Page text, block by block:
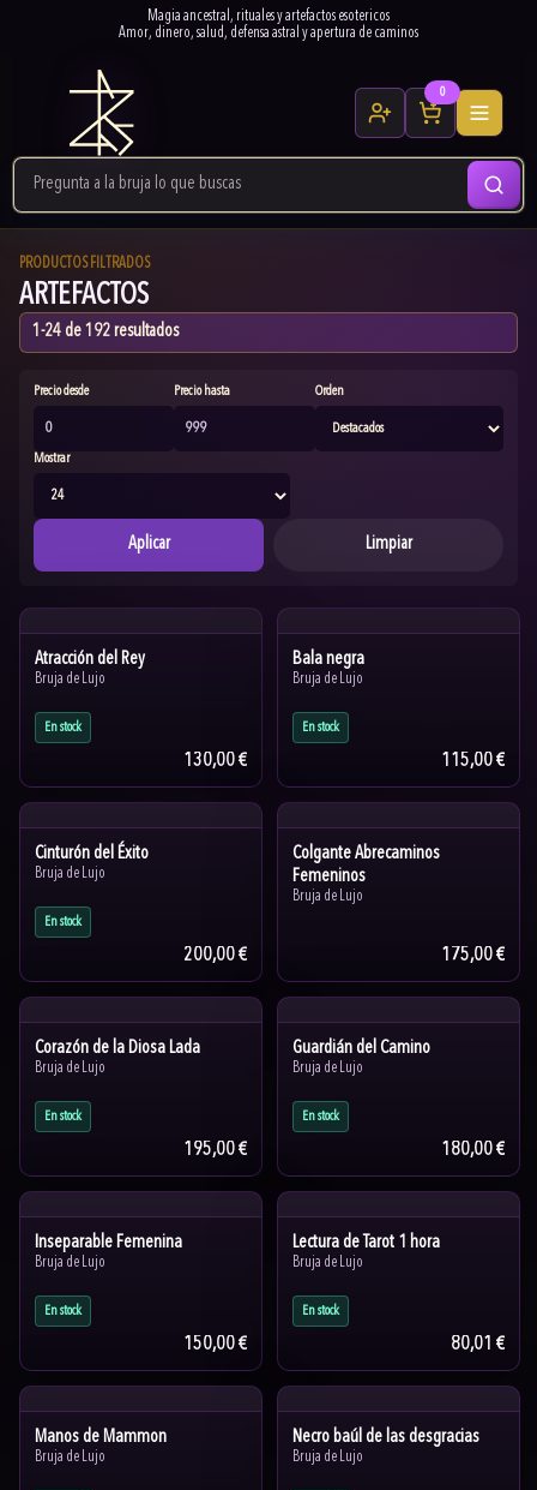
Magia ancestral, rituales y artefactos esotericos
Amor, dinero, salud, defensa astral y apertura de caminos
0
PRODUCTOS FILTRADOS
ARTEFACTOS
1-24 de 192 resultados
Precio desde Precio hasta Orden
Mostrar
Aplicar Limpiar
Atracción del Rey
Bruja de Lujo
En stock
130,00 €
Bala negra
Bruja de Lujo
En stock
115,00 €
Cinturón del Éxito
Bruja de Lujo
En stock
200,00 €
Colgante Abrecaminos
Femeninos
Bruja de Lujo
175,00 €
Corazón de la Diosa Lada
Bruja de Lujo
En stock
195,00 €
Guardián del Camino
Bruja de Lujo
En stock
180,00 €
Inseparable Femenina
Bruja de Lujo
En stock
150,00 €
Lectura de Tarot 1 hora
Bruja de Lujo
En stock
80,01 €
Manos de Mammon
Bruja de Lujo
Necro baúl de las desgracias
Bruja de Lujo